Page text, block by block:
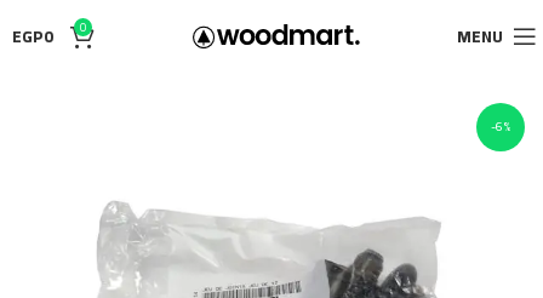
MENU
0
EGP0
-6%